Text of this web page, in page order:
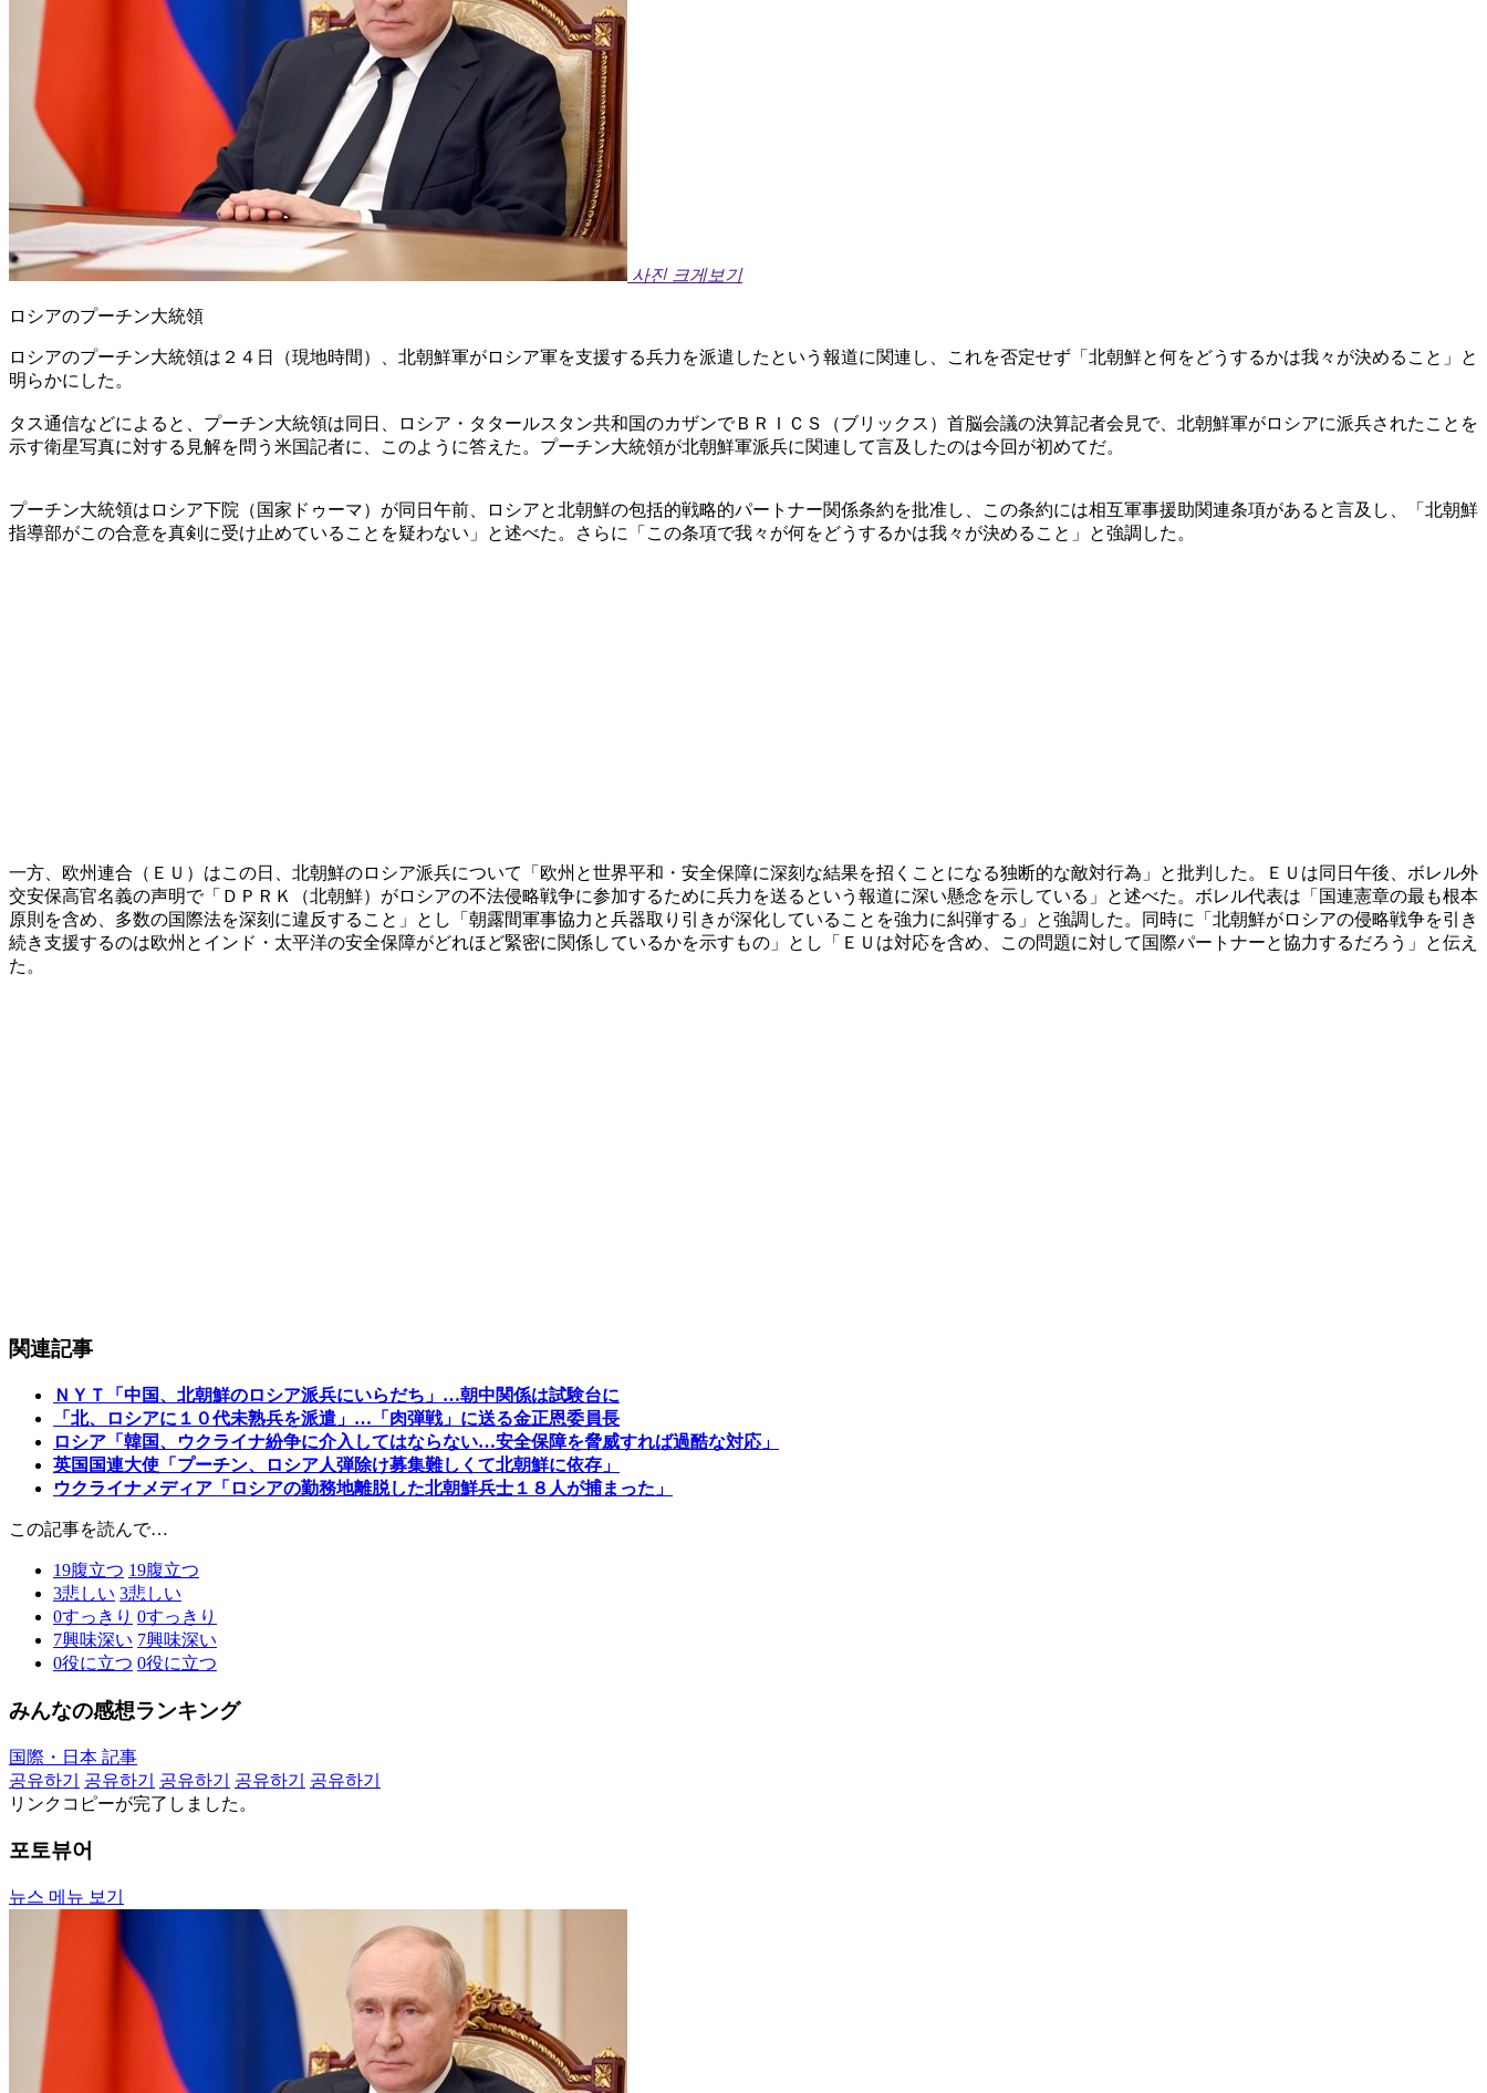
사진 크게보기
ロシアのプーチン大統領
ロシアのプーチン大統領は２４日（現地時間）、北朝鮮軍がロシア軍を支援する兵力を派遣したという報道に関連し、これを否定せず「北朝鮮と何をどうするかは我々が決めること」と
明らかにした。
タス通信などによると、プーチン大統領は同日、ロシア・タタールスタン共和国のカザンでＢＲＩＣＳ（ブリックス）首脳会議の決算記者会見で、北朝鮮軍がロシアに派兵されたことを
示す衛星写真に対する見解を問う米国記者に、このように答えた。プーチン大統領が北朝鮮軍派兵に関連して言及したのは今回が初めてだ。
プーチン大統領はロシア下院（国家ドゥーマ）が同日午前、ロシアと北朝鮮の包括的戦略的パートナー関係条約を批准し、この条約には相互軍事援助関連条項があると言及し、「北朝鮮
指導部がこの合意を真剣に受け止めていることを疑わない」と述べた。さらに「この条項で我々が何をどうするかは我々が決めること」と強調した。
一方、欧州連合（ＥＵ）はこの日、北朝鮮のロシア派兵について「欧州と世界平和・安全保障に深刻な結果を招くことになる独断的な敵対行為」と批判した。ＥＵは同日午後、ボレル外
交安保高官名義の声明で「ＤＰＲＫ（北朝鮮）がロシアの不法侵略戦争に参加するために兵力を送るという報道に深い懸念を示している」と述べた。ボレル代表は「国連憲章の最も根本
原則を含め、多数の国際法を深刻に違反すること」とし「朝露間軍事協力と兵器取り引きが深化していることを強力に糾弾する」と強調した。同時に「北朝鮮がロシアの侵略戦争を引き
続き支援するのは欧州とインド・太平洋の安全保障がどれほど緊密に関係しているかを示すもの」とし「ＥＵは対応を含め、この問題に対して国際パートナーと協力するだろう」と伝え
た。
関連記事
ＮＹＴ「中国、北朝鮮のロシア派兵にいらだち」…朝中関係は試験台に
「北、ロシアに１０代未熟兵を派遣」…「肉弾戦」に送る金正恩委員長
ロシア「韓国、ウクライナ紛争に介入してはならない…安全保障を脅威すれば過酷な対応」
英国国連大使「プーチン、ロシア人弾除け募集難しくて北朝鮮に依存」
ウクライナメディア「ロシアの勤務地離脱した北朝鮮兵士１８人が捕まった」
この記事を読んで…
19腹立つ 19腹立つ
3悲しい 3悲しい
0すっきり 0すっきり
7興味深い 7興味深い
0役に立つ 0役に立つ
みんなの感想ランキング
国際・日本 記事
공유하기
공유하기 공유하기 공유하기
공유하기
リンクコピーが完了しました。
포토뷰어
뉴스 메뉴 보기